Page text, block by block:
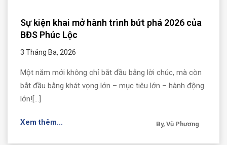
Sự kiện khai mở hành trình bứt phá 2026 của
BĐS Phúc Lộc
3 Tháng Ba, 2026
Một năm mới không chỉ bắt đầu bằng lời chúc, mà còn
bắt đầu bằng khát vọng lớn – mục tiêu lớn – hành động
lớn![...]
Xem thêm... By, Vũ Phương